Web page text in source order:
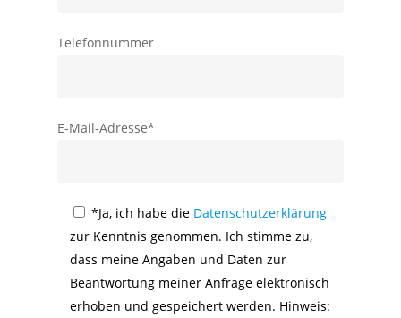
Telefonnummer
E-Mail-Adresse*
*Ja, ich habe die Datenschutzerklärung
zur Kenntnis genommen. Ich stimme zu,
dass meine Angaben und Daten zur
Beantwortung meiner Anfrage elektronisch
erhoben und gespeichert werden. Hinweis: